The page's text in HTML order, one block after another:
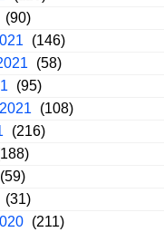
(90)
(146)
(58)
(95)
(108)
(216)
(59)
(31)
(211)